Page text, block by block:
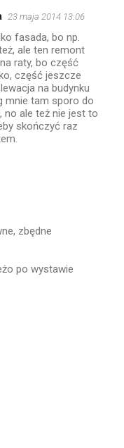
23 maja 2014 13:06
fasada, bo np.
ale ten remont
raty, bo część
część jeszcze
na budynku
mnie tam sporo do
no ale też nie jest to
skończyć raz
zbędne
po wystawie